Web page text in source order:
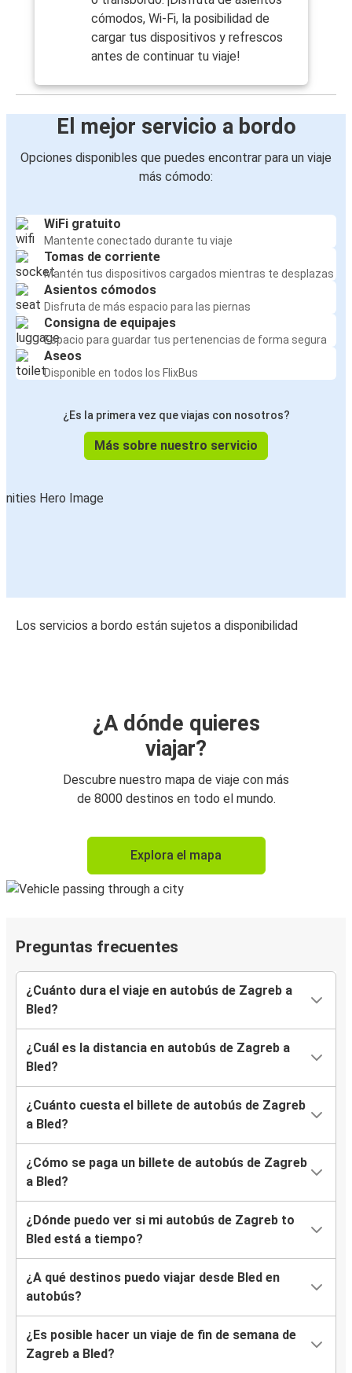
cómodos, Wi-Fi, la posibilidad de
cargar tus dispositivos y refrescos
antes de continuar tu viaje!
El mejor servicio a bordo
Opciones disponibles que puedes encontrar para un viaje
más cómodo:
WiFi gratuito
Mantente conectado durante tu viaje
Tomas de corriente
Mantén tus dispositivos cargados mientras te desplazas
Asientos cómodos
Disfruta de más espacio para las piernas
Consigna de equipajes
Espacio para guardar tus pertenencias de forma segura
Aseos
Disponible en todos los FlixBus
¿Es la primera vez que viajas con nosotros?
Más sobre nuestro servicio
Los servicios a bordo están sujetos a disponibilidad
¿A dónde quieres
viajar?
Descubre nuestro mapa de viaje con más
de 8000 destinos en todo el mundo.
Explora el mapa
Preguntas frecuentes
¿Cuánto dura el viaje en autobús de Zagreb a
Bled?
¿Cuál es la distancia en autobús de Zagreb a
Bled?
¿Cuánto cuesta el billete de autobús de Zagreb
a Bled?
¿Cómo se paga un billete de autobús de Zagreb
a Bled?
¿Dónde puedo ver si mi autobús de Zagreb to
Bled está a tiempo?
¿A qué destinos puedo viajar desde Bled en
autobús?
¿Es posible hacer un viaje de fin de semana de
Zagreb a Bled?